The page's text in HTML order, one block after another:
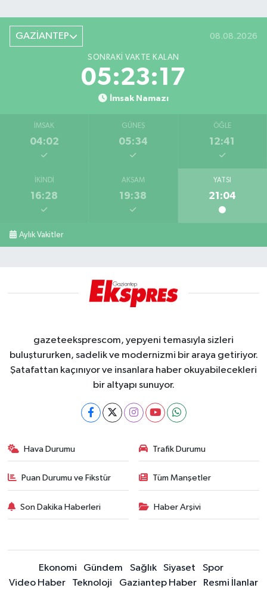
GAZİANTEP 08.08.2026
SONRAKI VAKTE KALAN
05:23:16
İmsak Namazı
İMSAK
04:02
GÜNEŞ
05:34
ÖĞLE
12:41
İKINDI
16:28
AKŞAM
19:38
YATSI
21:04
Aylık Vakitler
gazeteeksprescom, yepyeni temasıyla sizleri
buluştururken, sadelik ve modernizmi bir araya getiriyor.
Şatafattan kaçınıyor ve insanlara haber okuyabilecekleri
bir altyapı sunuyor.
Hava Durumu Trafik Durumu
Puan Durumu ve Fikstür Tüm Manşetler
Son Dakika Haberleri Haber Arşivi
Ekonomi Gündem Sağlık Siyaset
Spor
Video Haber
Teknoloji Gaziantep Haber Resmi İlanlar